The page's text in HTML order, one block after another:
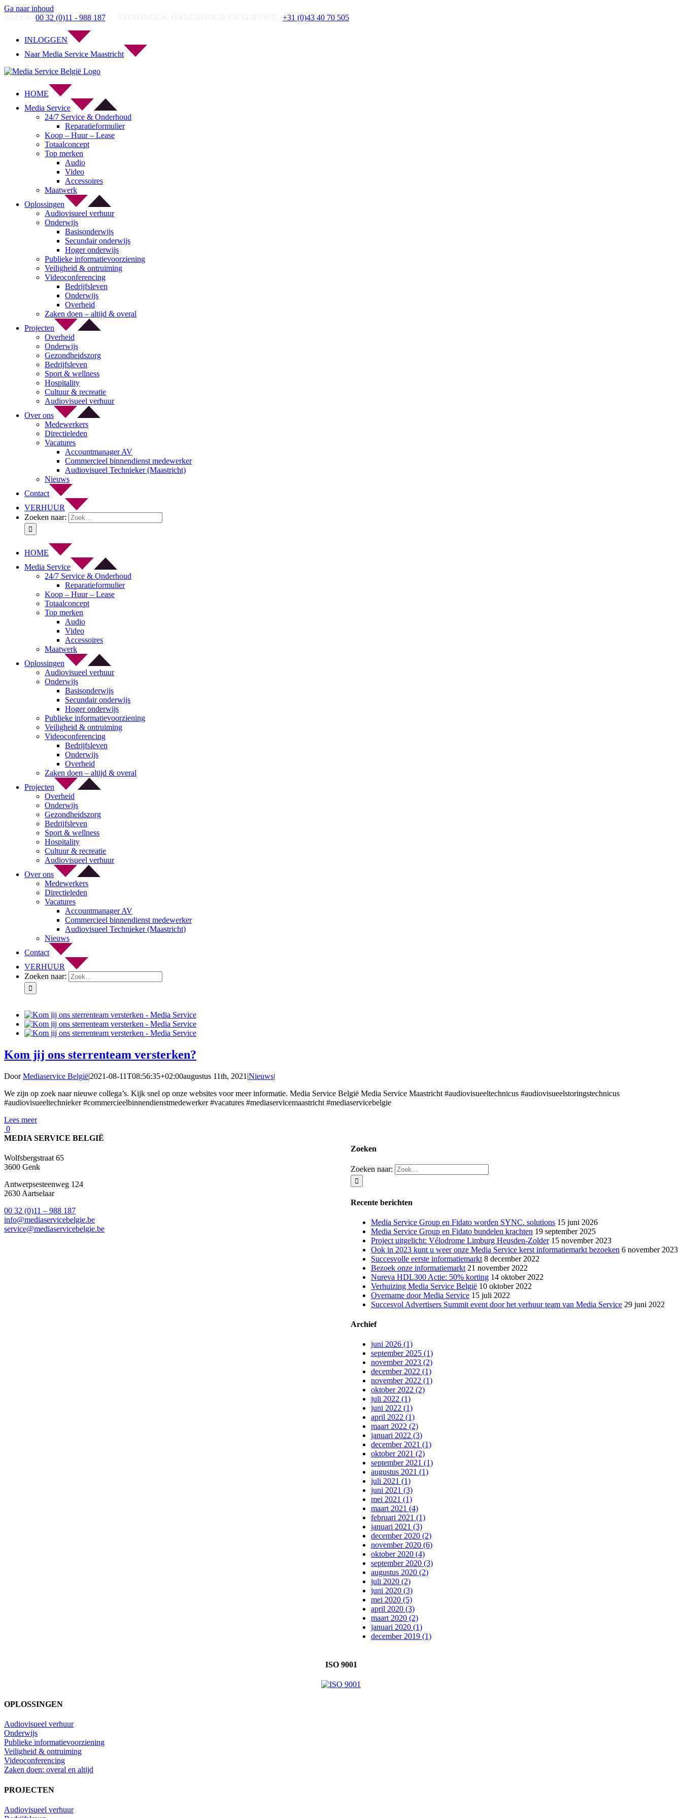
Ga naar inhoud
00 32 (0)11 - 988 187 +31 (0)43 40 70 505
INLOGGEN
Naar Media Service Maastricht
HOME
Media Service
24/7 Service & Onderhoud
Reparatieformulier
Koop – Huur – Lease
Totaalconcept
Top merken
Audio
Video
Accessoires
Maatwerk
Oplossingen
Audiovisueel verhuur
Onderwijs
Basisonderwijs
Secundair onderwijs
Hoger onderwijs
Publieke informatievoorziening
Veiligheid & ontruiming
Videoconferencing
Bedrijfsleven
Onderwijs
Overheid
Zaken doen – altijd & overal
Projecten
Overheid
Onderwijs
Gezondheidszorg
Bedrijfsleven
Sport & wellness
Hospitality
Cultuur & recreatie
Audiovisueel verhuur
Over ons
Medewerkers
Directieleden
Vacatures
Accountmanager AV
Commercieel binnendienst medewerker
Audiovisueel Technieker (Maastricht)
Nieuws
Contact
VERHUUR
Zoeken naar:
HOME
Media Service
24/7 Service & Onderhoud
Reparatieformulier
Koop – Huur – Lease
Totaalconcept
Top merken
Audio
Video
Accessoires
Maatwerk
Oplossingen
Audiovisueel verhuur
Onderwijs
Basisonderwijs
Secundair onderwijs
Hoger onderwijs
Publieke informatievoorziening
Veiligheid & ontruiming
Videoconferencing
Bedrijfsleven
Onderwijs
Overheid
Zaken doen – altijd & overal
Projecten
Overheid
Onderwijs
Gezondheidszorg
Bedrijfsleven
Sport & wellness
Hospitality
Cultuur & recreatie
Audiovisueel verhuur
Over ons
Medewerkers
Directieleden
Vacatures
Accountmanager AV
Commercieel binnendienst medewerker
Audiovisueel Technieker (Maastricht)
Nieuws
Contact
VERHUUR
Zoeken naar:
Kom jij ons sterrenteam versterken?
DoorMediaservice België|2021-08-11T08:56:35+02:00augustus 11th, 2021 |Nieuws|
We zijn op zoek naar nieuwe collega’s. Kijk snel op onze websites voor meer informatie. Media Service België Media Service Maastricht #audiovisueeltechnicus #audiovisueelstoringstechnicus
#audiovisueeltechnieker #commercieelbinnendienstmedewerker #vacatures #mediaservicemaastricht #mediaservicebelgie
Lees meer
0
Zoeken
Zoeken naar:
Recente berichten
Media Service Group en Fidato worden SYNC. solutions 15 juni 2026
Media Service Group en Fidato bundelen krachten 19 september 2025
Project uitgelicht: Vélodrome Limburg Heusden-Zolder 15 november 2023
Ook in 2023 kunt u weer onze Media Service kerst informatiemarkt bezoeken 6 november 2023
Succesvolle eerste informatiemarkt 8 december 2022
Bezoek onze informatiemarkt 21 november 2022
Nureva HDL300 Actie: 50% korting 14 oktober 2022
Verhuizing Media Service België 10 oktober 2022
Overname door Media Service 15 juli 2022
Succesvol Advertisers Summit event door het verhuur team van Media Service 29 juni 2022
Archief
juni 2026 (1)
september 2025 (1)
november 2023 (2)
december 2022 (1)
november 2022 (1)
oktober 2022 (2)
juli 2022 (1)
juni 2022 (1)
april 2022 (1)
maart 2022 (2)
januari 2022 (3)
december 2021 (1)
oktober 2021 (2)
september 2021 (1)
augustus 2021 (1)
juli 2021 (1)
juni 2021 (3)
mei 2021 (1)
maart 2021 (4)
februari 2021 (1)
januari 2021 (3)
december 2020 (2)
november 2020 (6)
oktober 2020 (4)
september 2020 (3)
augustus 2020 (2)
juli 2020 (2)
juni 2020 (3)
mei 2020 (5)
april 2020 (3)
maart 2020 (2)
januari 2020 (1)
december 2019 (1)
MEDIA SERVICE BELGIË
Wolfsbergstraat 65
3600 Genk
Antwerpsesteenweg 124
2630 Aartselaar
00 32 (0)11 – 988 187
info@mediaservicebelgie.be
service@mediaservicebelgie.be
ISO 9001
OPLOSSINGEN
Audiovisueel verhuur
Onderwijs
Publieke informatievoorziening
Veiligheid & ontruiming
Videoconferencing
Zaken doen: overal en altijd
PROJECTEN
Audiovisueel verhuur